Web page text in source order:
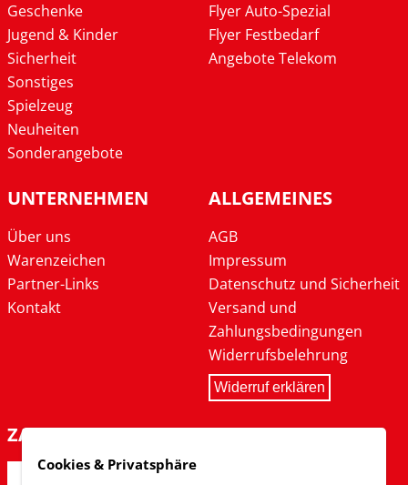
Geschenke
Jugend & Kinder
Sicherheit
Sonstiges
Spielzeug
Neuheiten
Sonderangebote
Flyer Auto-Spezial
Flyer Festbedarf
Angebote Telekom
UNTERNEHMEN
Über uns
Warenzeichen
Partner-Links
Kontakt
ALLGEMEINES
AGB
Impressum
Datenschutz und Sicherheit
Versand und
Zahlungsbedingungen
Widerrufsbelehrung
Widerruf erklären
ZAHLARTEN
Cookies & Privatsphäre